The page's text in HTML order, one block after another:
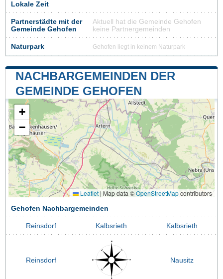
Lokale Zeit
Partnerstädte mit der
Gemeinde Gehofen
Aktuell hat die Gemeinde Gehofen
keine Partnergemeinden
Naturpark Gehofen liegt in keinem Naturpark
NACHBARGEMEINDEN DER
GEMEINDE GEHOFEN
+
−
Leaflet | Map data ©OpenStreetMapcontributors
Gehofen Nachbargemeinden
Reinsdorf Kalbsrieth Kalbsrieth
Reinsdorf Nausitz